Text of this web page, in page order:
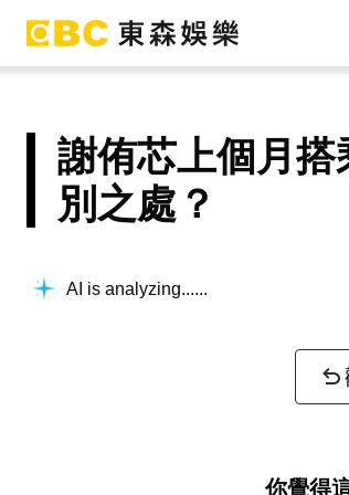
謝侑芯上個月
別之處？
AI is analyzing...
你覺得